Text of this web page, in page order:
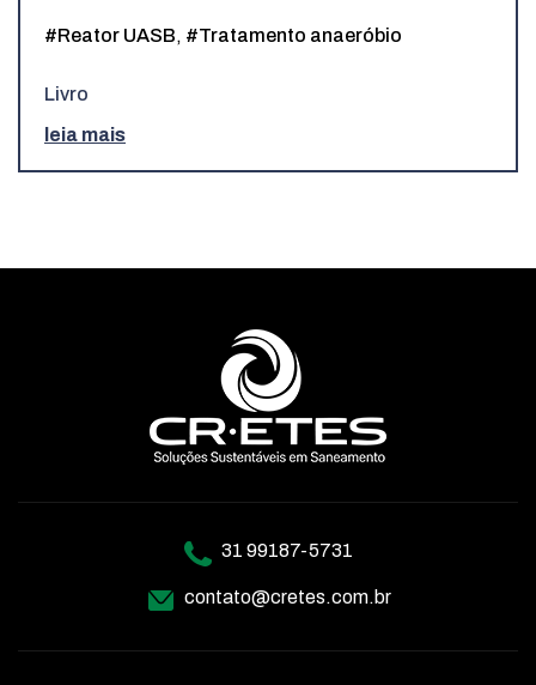
#Reator UASB, #Tratamento anaeróbio
Livro
leia mais
31 99187-5731
contato@cretes.com.br